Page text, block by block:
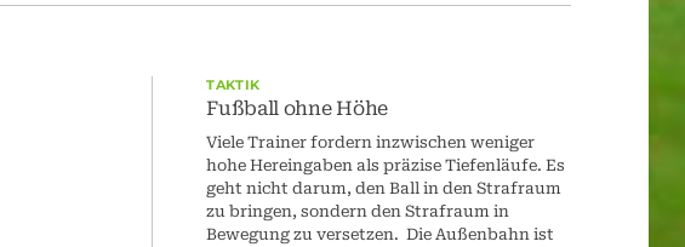
TAKTIK
Fußball ohne Höhe
Viele Trainer fordern inzwischen weniger
hohe Hereingaben als präzise Tiefenläufe. Es
geht nicht darum, den Ball in den Strafraum
zu bringen, sondern den Strafraum in
Bewegung zu versetzen. Die Außenbahn ist